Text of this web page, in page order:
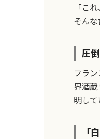
「こ
そん
圧
フラ
界酒
明して
「